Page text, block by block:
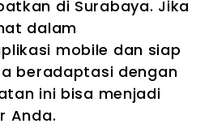
di Surabaya. Jika
dalam
mobile dan siap
beradaptasi dengan
ini bisa menjadi
Anda.